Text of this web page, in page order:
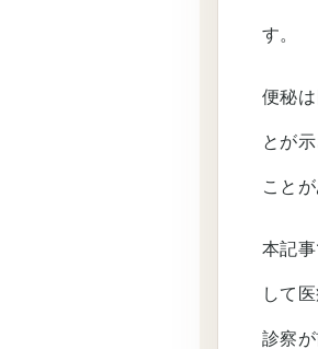
す。
便秘
とが
ことが
本記
して
診察